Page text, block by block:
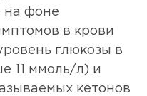
на фоне
в крови
глюкозы в
11 ммоль/л) и
кетонов